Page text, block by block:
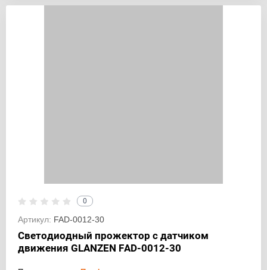
0
Артикул: FAD-0012-30
Светодиодный прожектор с датчиком
движения GLANZEN FAD-0012-30